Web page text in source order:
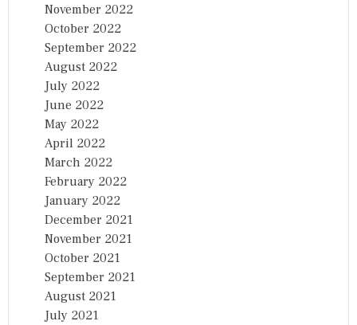
November 2022
October 2022
September 2022
August 2022
July 2022
June 2022
May 2022
April 2022
March 2022
February 2022
January 2022
December 2021
November 2021
October 2021
September 2021
August 2021
July 2021